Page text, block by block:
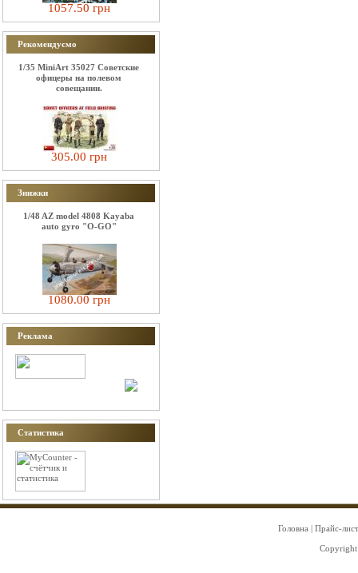
1057.50 грн
Рекомендуємо
1/35 MiniArt 35027 Советские
офицеры на полевом
совещании.
305.00 грн
Знижки
1/48 AZ model 4808 Kayaba
auto gyro "O-GO"
1080.00 грн
Реклама
Статистика
Головна | Прайс-лист